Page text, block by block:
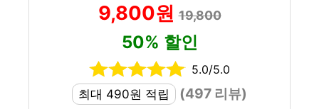
9,800원19,800
50% 할인
5.0/5.0
최대 490원 적립
(497 리뷰)